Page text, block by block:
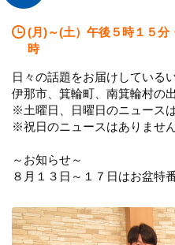
(月)～(土）午後５時１５
時
日々の話題をお届けしている
伊那市、箕輪町、南箕輪村の
※土曜日、日曜日のニュース
※祝日のニュースはありません
～お知らせ～
８月１３日～１７日はお盆特